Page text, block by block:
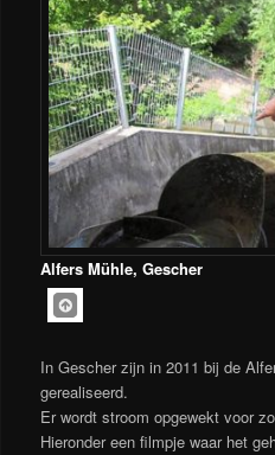
Alfers Mühle, Gescher
In Gescher zijn in 2011 bij de
gerealiseerd.
Er wordt stroom opgewekt voor
Hieronder een filmpje waar het